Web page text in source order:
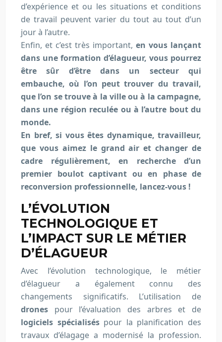
d’expérience et ou les situations et conditions
de travail peuvent varier du tout au tout d’un
jour à l’autre.
Enfin, et c’est très important, en vous lançant
dans une formation d’élagueur, vous pourrez
être sûr d’être dans un secteur qui
embauche, où l’on peut trouver du travail,
que l’on se trouve à la ville ou à la campagne,
dans une région reculée ou à l’autre bout du
monde.
En bref, si vous êtes dynamique, travailleur,
que vous aimez le grand air et changer de
cadre régulièrement, en recherche d’un
premier boulot captivant ou en phase de
reconversion professionnelle, lancez-vous !
L’ÉVOLUTION
TECHNOLOGIQUE ET
L’IMPACT SUR LE MÉTIER
D’ÉLAGUEUR
Avec l’évolution technologique, le métier
d’élagueur a également connu des
changements significatifs. L’utilisation de
drones pour l’évaluation des arbres et de
logiciels spécialiséspour la planification des
travaux d’élagage a modernisé la profession.